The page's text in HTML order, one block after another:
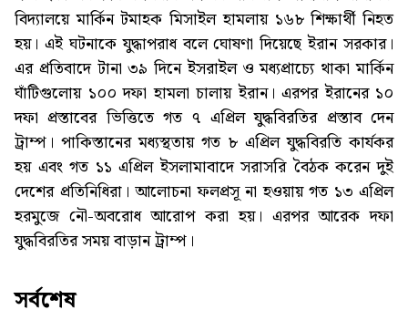
বিদ্যালয়ে মার্কিন টমাহক মিসাইল হামলায় ১৬৮ শিক্ষার্থী নিহত
হয়। এই ঘটনাকে যুদ্ধাপরাধ বলে ঘোষণা দিয়েছে ইরান সরকার।
এর প্রতিবাদে টানা ৩৯ দিনে ইসরাইল ও মধ্যপ্রাচ্যে থাকা মার্কিন
ঘাঁটিগুলোয় ১০০ দফা হামলা চালায় ইরান। এরপর ইরানের ১০
দফা প্রস্তাবের ভিত্তিতে গত ৭ এপ্রিল যুদ্ধবিরতির প্রস্তাব দেন
ট্রাম্প। পাকিস্তানের মধ্যস্থতায় গত ৮ এপ্রিল যুদ্ধবিরতি কার্যকর
হয় এবং গত ১১ এপ্রিল ইসলামাবাদে সরাসরি বৈঠক করেন দুই
দেশের প্রতিনিধিরা। আলোচনা ফলপ্রসূ না হওয়ায় গত ১৩ এপ্রিল
হরমুজে নৌ-অবরোধ আরোপ করা হয়। এরপর আরেক দফা
যুদ্ধবিরতির সময় বাড়ান ট্রাম্প।
সর্বশেষ